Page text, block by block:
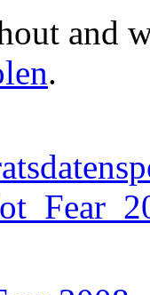
and
.